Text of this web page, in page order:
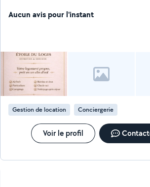
et mon savoir-faire. J'aime le travail bien
Aucun avis pour l'instant
Gestion de location Conciergerie
Voir le profil